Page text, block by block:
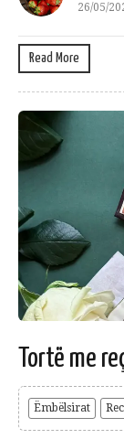
26/05/
Read More
Tortë me
Ëmbëlsirat